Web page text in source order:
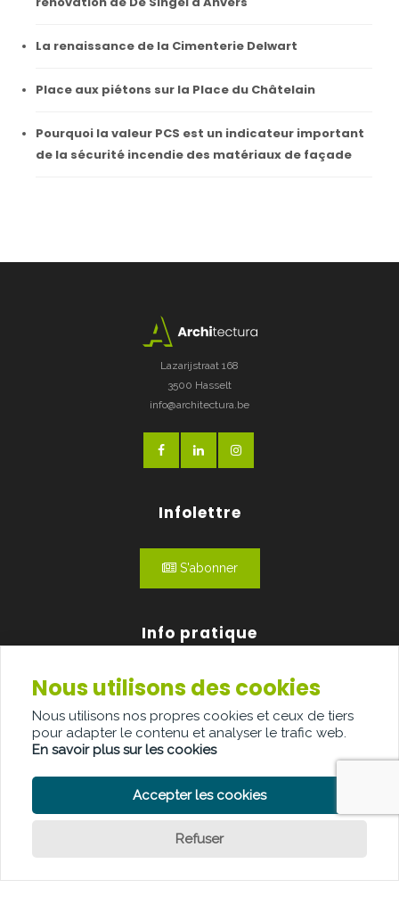
La renaissance de la Cimenterie Delwart
Place aux piétons sur la Place du Châtelain
Pourquoi la valeur PCS est un indicateur important
de la sécurité incendie des matériaux de façade
Lazarijstraat 168
3500 Hasselt
info@architectura.be
Infolettre
S'abonner
Info pratique
Qui sommes-nous?
Publicité
Contact
Nous utilisons des cookies
Nous utilisons nos propres cookies et ceux de tiers
pour adapter le contenu et analyser le trafic web.
En savoir plus sur les cookies
Accepter les cookies
Refuser